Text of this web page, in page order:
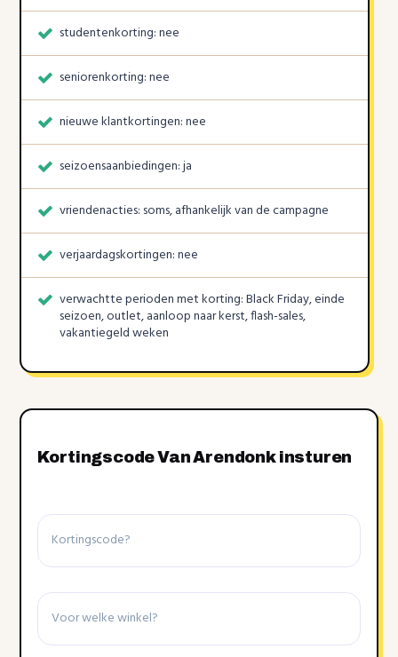
studentenkorting: nee
seniorenkorting: nee
nieuwe klantkortingen: nee
seizoensaanbiedingen: ja
vriendenacties: soms, afhankelijk van de campagne
verjaardagskortingen: nee
verwachtte perioden met korting: Black Friday, einde
seizoen, outlet, aanloop naar kerst, flash-sales,
vakantiegeld weken
Kortingscode Van Arendonk insturen
Kortingscode
Winkel